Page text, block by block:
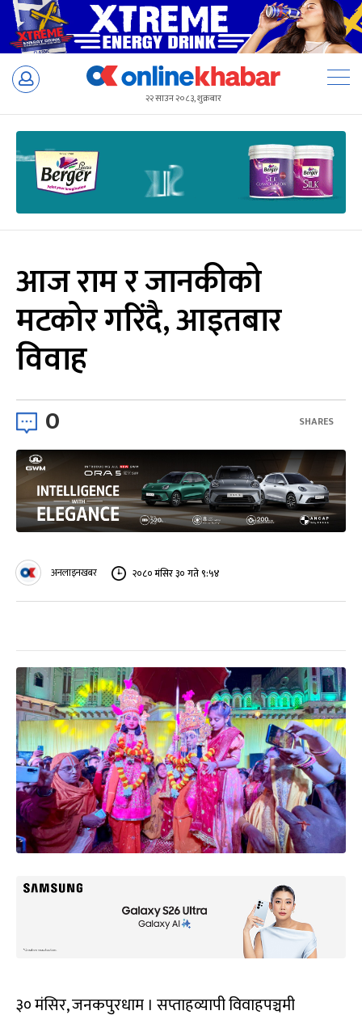
Skip
२२ साउन २०८३, शुक्रबार
आज राम र जानकीको
मटकोर गरिंदै, आइतबार
विवाह
0 SHARES
अनलाइनखबर २०८० मंसिर ३० गते ९:५४
३० मंसिर, जनकपुरधाम । सप्ताहव्यापी विवाहपञ्चमी